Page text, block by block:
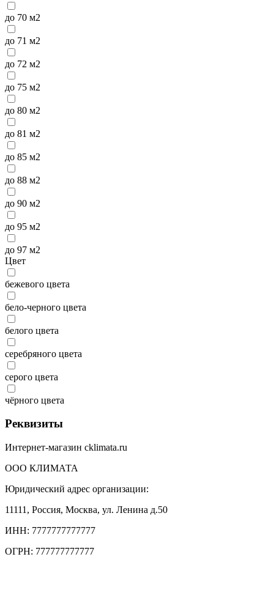
до 70 м2
до 71 м2
до 72 м2
до 75 м2
до 80 м2
до 81 м2
до 85 м2
до 88 м2
до 90 м2
до 95 м2
до 97 м2
Цвет
бежевого цвета
бело-черного цвета
белого цвета
серебряного цвета
серого цвета
чёрного цвета
Реквизиты
Интернет-магазин cklimata.ru
ООО КЛИМАТА
Юридический адрес организации:
11111, Россия, Москва, ул. Ленина д.50
ИНН: 7777777777777
ОГРН: 777777777777